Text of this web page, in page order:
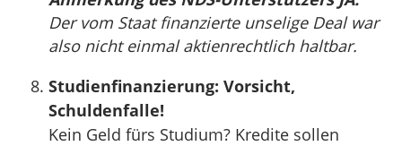
Der vom Staat finanzierte unselige Deal war
also nicht einmal aktienrechtlich haltbar.
Studienfinanzierung: Vorsicht,
Schuldenfalle!
Kein Geld fürs Studium? Kredite sollen